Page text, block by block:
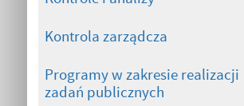
Kontrola zarządcza
Programy w zakresie realizacji
zadań publicznych